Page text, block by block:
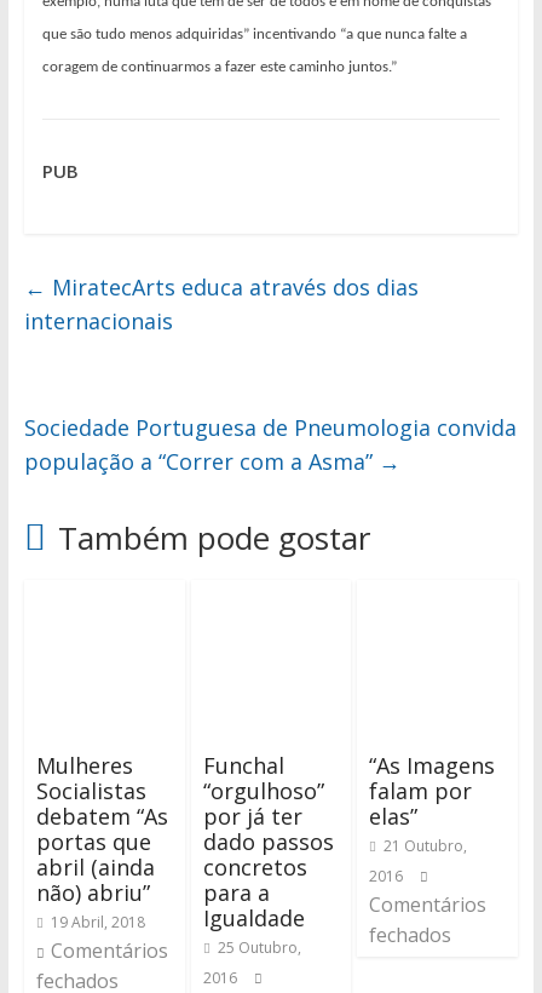
que são tudo menos adquiridas” incentivando “a que nunca falte a
coragem de continuarmos a fazer este caminho juntos.”
PUB
← MiratecArts educa através dos dias
internacionais
Sociedade Portuguesa de Pneumologia convida
população a “Correr com a Asma” →
Também pode gostar
Mulheres
Socialistas
debatem “As
portas que
abril (ainda
não) abriu”
19 Abril, 2018
Comentários
fechados
Funchal
“orgulhoso”
por já ter
dado passos
concretos
para a
Igualdade
25 Outubro,
2016
“As Imagens
falam por
elas”
21 Outubro,
2016
Comentários
fechados